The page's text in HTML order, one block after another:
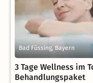
Bad Füssing, Bayern
3 Tage Wellness im
Behandlungspaket